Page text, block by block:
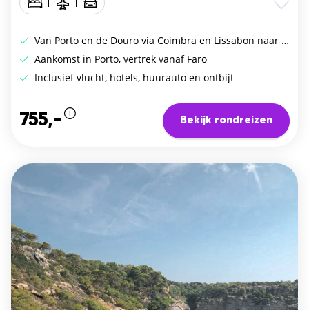
Van Porto en de Douro via Coimbra en Lissabon naar de Algarve
Aankomst in Porto, vertrek vanaf Faro
Inclusief vlucht, hotels, huurauto en ontbijt
755,- Bekijk rondreizen